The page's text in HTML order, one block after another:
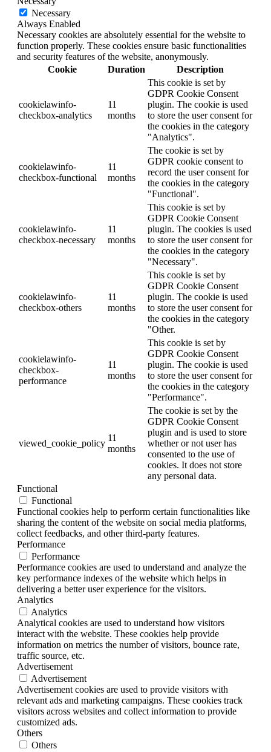
Necessary
Always Enabled
Necessary cookies are absolutely essential for the website to
function properly. These cookies ensure basic functionalities
and security features of the website, anonymously.
Cookie
Duration Description
cookielawinfo-
checkbox-analytics
11
months
This cookie is set by
GDPR Cookie Consent
plugin. The cookie is used
to store the user consent for
the cookies in the category
"Analytics".
cookielawinfo-
checkbox-functional
11
months
The cookie is set by
GDPR cookie consent to
record the user consent for
the cookies in the category
"Functional".
cookielawinfo-
checkbox-necessary
11
months
This cookie is set by
GDPR Cookie Consent
plugin. The cookies is used
to store the user consent for
the cookies in the category
"Necessary".
cookielawinfo-
checkbox-others
11
months
This cookie is set by
GDPR Cookie Consent
plugin. The cookie is used
to store the user consent for
the cookies in the category
"Other.
cookielawinfo-
checkbox-
performance
11
months
This cookie is set by
GDPR Cookie Consent
plugin. The cookie is used
to store the user consent for
the cookies in the category
"Performance".
viewed_cookie_policy
11
months
The cookie is set by the
GDPR Cookie Consent
plugin and is used to store
whether or not user has
consented to the use of
cookies. It does not store
any personal data.
Functional
Functional
Functional cookies help to perform certain functionalities like
sharing the content of the website on social media platforms,
collect feedbacks, and other third-party features.
Performance
Performance
Performance cookies are used to understand and analyze the
key performance indexes of the website which helps in
delivering a better user experience for the visitors.
Analytics
Analytics
Analytical cookies are used to understand how visitors
interact with the website. These cookies help provide
information on metrics the number of visitors, bounce rate,
traffic source, etc.
Advertisement
Advertisement
Advertisement cookies are used to provide visitors with
relevant ads and marketing campaigns. These cookies track
visitors across websites and collect information to provide
customized ads.
Others
Others